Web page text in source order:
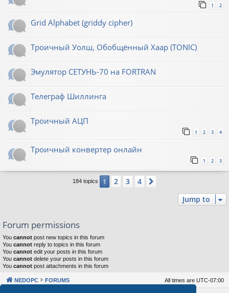
1 2
Grid Alphabet (griddy cipher)
Троичный Уолш, Обобщённый Хаар (TONIC)
Эмулятор СЕТУНЬ-70 на FORTRAN
Телеграф Шиллинга
Троичный АЦП
1 2 3 4
Троичный конвертер онлайн
1 2 3
184 topics 1 2 3 4
Jump to
Forum permissions
You cannot post new topics in this forum
You cannot reply to topics in this forum
You cannot edit your posts in this forum
You cannot delete your posts in this forum
You cannot post attachments in this forum
NEDOPC FORUMS All times are UTC-07:00